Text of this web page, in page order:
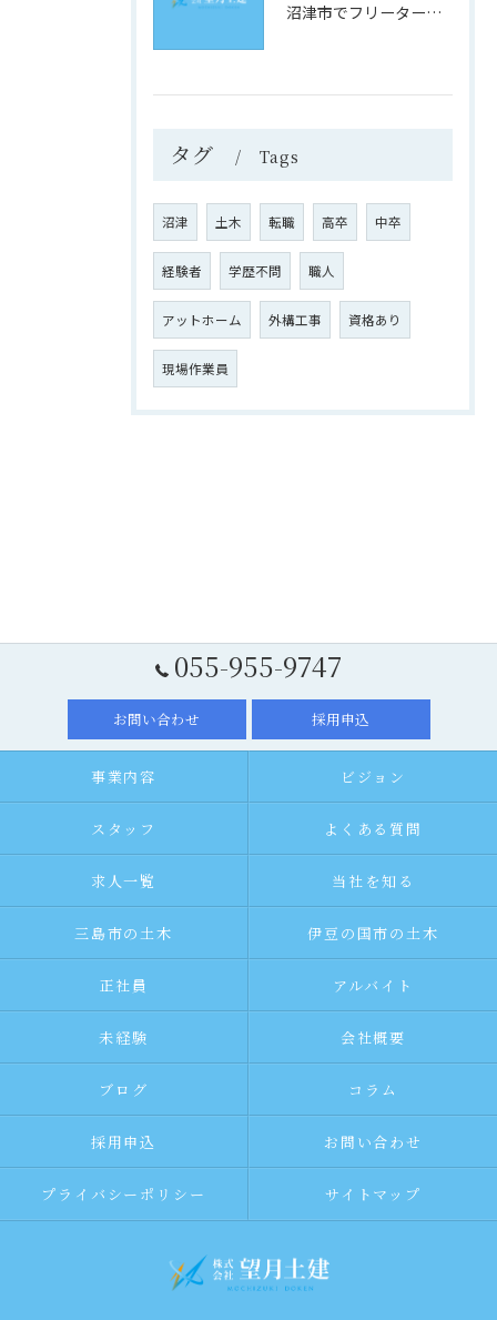
沼津市でフリーター歓迎！理想の土木求人を見つけるための究極ガイド
タグ Tags
沼津 土木 転職 高卒 中卒
経験者 学歴不問 職人
アットホーム 外構工事 資格あり
現場作業員
055-955-9747
お問い合わせ 採用申込
事業内容 ビジョン
スタッフ よくある質問
求人一覧 当社を知る
三島市の土木 伊豆の国市の土木
正社員 アルバイト
未経験 会社概要
ブログ コラム
採用申込 お問い合わせ
プライバシーポリシー サイトマップ